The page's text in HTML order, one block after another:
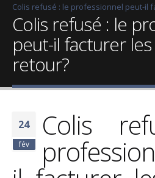
Colis refusé : le professionnel peut-il
Colis refusé : le
peut-il facturer
retour?
24
fév
Colis